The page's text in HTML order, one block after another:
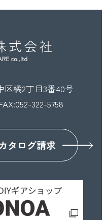
橘2丁目3番40号
322-5758
タログ請求